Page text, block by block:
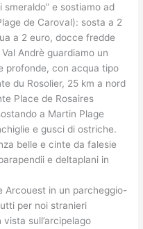
smeraldo” e sostiamo ad
de Caroval): sosta a 2
a 2 euro, docce fredde
Andrè guardiamo un
profonde, con acqua tipo
du Rosolier, 25 km a nord
Place de Rosaires
a Martin Plage
e gusci di ostriche.
belle e cinte da falesie
e deltaplani in
Arcouest in un parcheggio-
per noi stranieri
sull’arcipelago